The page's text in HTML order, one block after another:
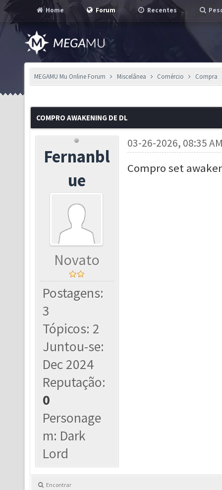
Home Forum Recentes
MEGAMU Mu Online Forum Miscelânea Comércio Compra
COMPRO AWAKENING DE DL
Fernanbl
ue
Novato
Postagens:
3
Tópicos: 2
Juntou-se:
Dec 2024
Reputação:
0
Personage
m: Dark
Lord
03-26-2026, 08:35
Compro set
Encontrar